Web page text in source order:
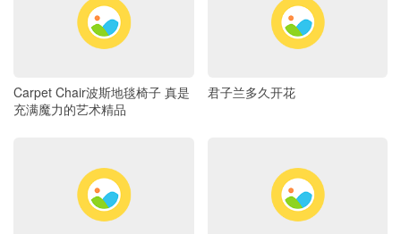
Carpet Chair波斯地毯椅子 真是
充满魔力的艺术精品
君子兰多久开花